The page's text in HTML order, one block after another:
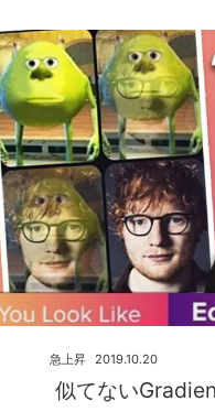
似てない
2019.10.20
急上昇